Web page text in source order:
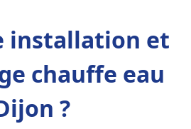
installation et
chauffe eau
?